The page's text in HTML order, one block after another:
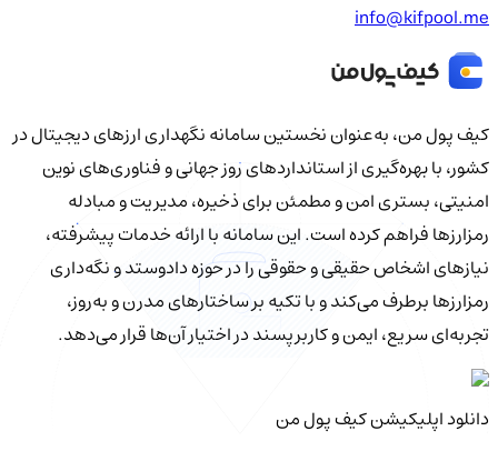
info@kifpool.me
کیف‌ پول من، به‌عنوان نخستین سامانه نگهداری ارزهای دیجیتال در
کشور، با بهره‌گیری از استانداردهای روز جهانی و فناوری‌های نوین
امنیتی، بستری امن و مطمئن برای ذخیره، مدیریت و مبادله
رمزارزها فراهم کرده است. این سامانه با ارائه خدمات پیشرفته،
نیازهای اشخاص حقیقی و حقوقی را در حوزه دادوستد و نگه‌داری
رمزارزها برطرف می‌کند و با تکیه بر ساختارهای مدرن و به‌روز،
تجربه‌ای سریع، ایمن و کاربرپسند در اختیار آن‌ها قرار می‌دهد.
دانلود اپلیکیشن کیف‌ پول من